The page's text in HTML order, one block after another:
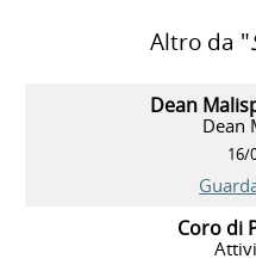
Altro da "
Dean
Dean
16/
Coro di